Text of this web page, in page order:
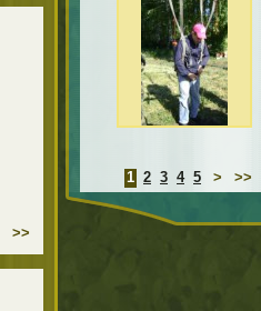
>>
казачество»
1 2 3 4 5 > >>